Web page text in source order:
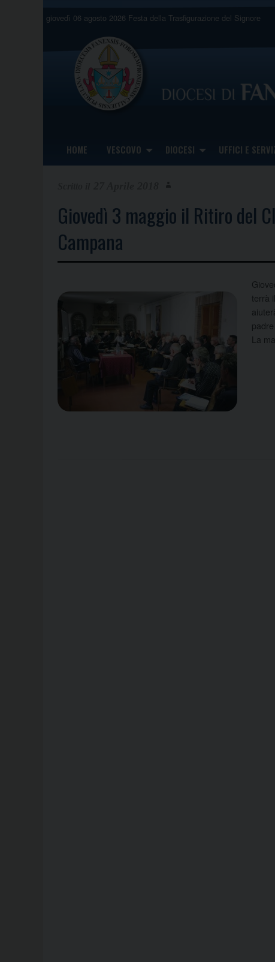
giovedì 06 agosto 2026 Festa della Trasfigurazione del Signore
HOME VESCOVO DIOCESI UFFICI E
Giovedì 3 maggio il Ritiro del
Campana
terrà
La